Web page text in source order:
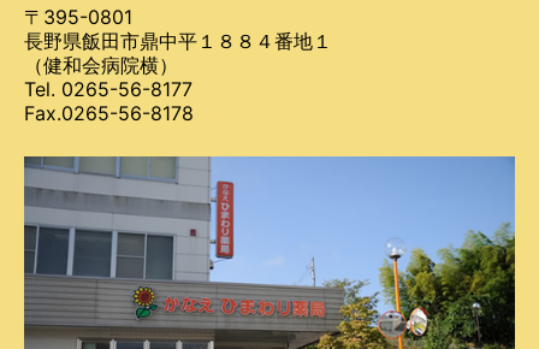
〒395-0801
長野県飯田市鼎中平１８８４番地１
（健和会病院横）
Tel. 0265-56-8177
Fax.0265-56-8178